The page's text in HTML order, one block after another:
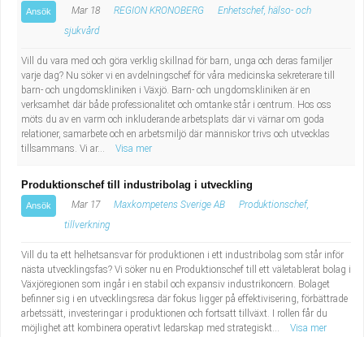
Ansök Mar 18 REGION KRONOBERG
Enhetschef, hälso- och
sjukvård
Vill du vara med och göra verklig skillnad för barn, unga och deras familjer
varje dag? Nu söker vi en avdelningschef för våra medicinska sekreterare till
barn- och ungdomskliniken i Växjö. Barn- och ungdomskliniken är en
verksamhet där både professionalitet och omtanke står i centrum. Hos oss
möts du av en varm och inkluderande arbetsplats där vi värnar om goda
relationer, samarbete och en arbetsmiljö där människor trivs och utvecklas
tillsammans. Vi ar...
Visa mer
Produktionschef till industribolag i utveckling
Ansök Mar 17 Maxkompetens Sverige AB
Produktionschef,
tillverkning
Vill du ta ett helhetsansvar för produktionen i ett industribolag som står inför
nästa utvecklingsfas? Vi söker nu en Produktionschef till ett väletablerat bolag i
Växjöregionen som ingår i en stabil och expansiv industrikoncern. Bolaget
befinner sig i en utvecklingsresa där fokus ligger på effektivisering, förbättrade
arbetssätt, investeringar i produktionen och fortsatt tillväxt. I rollen får du
möjlighet att kombinera operativt ledarskap med strategiskt...
Visa mer